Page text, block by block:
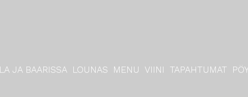
JA BAARISSA LOUNAS MENU VIINI TAPAHTUMAT